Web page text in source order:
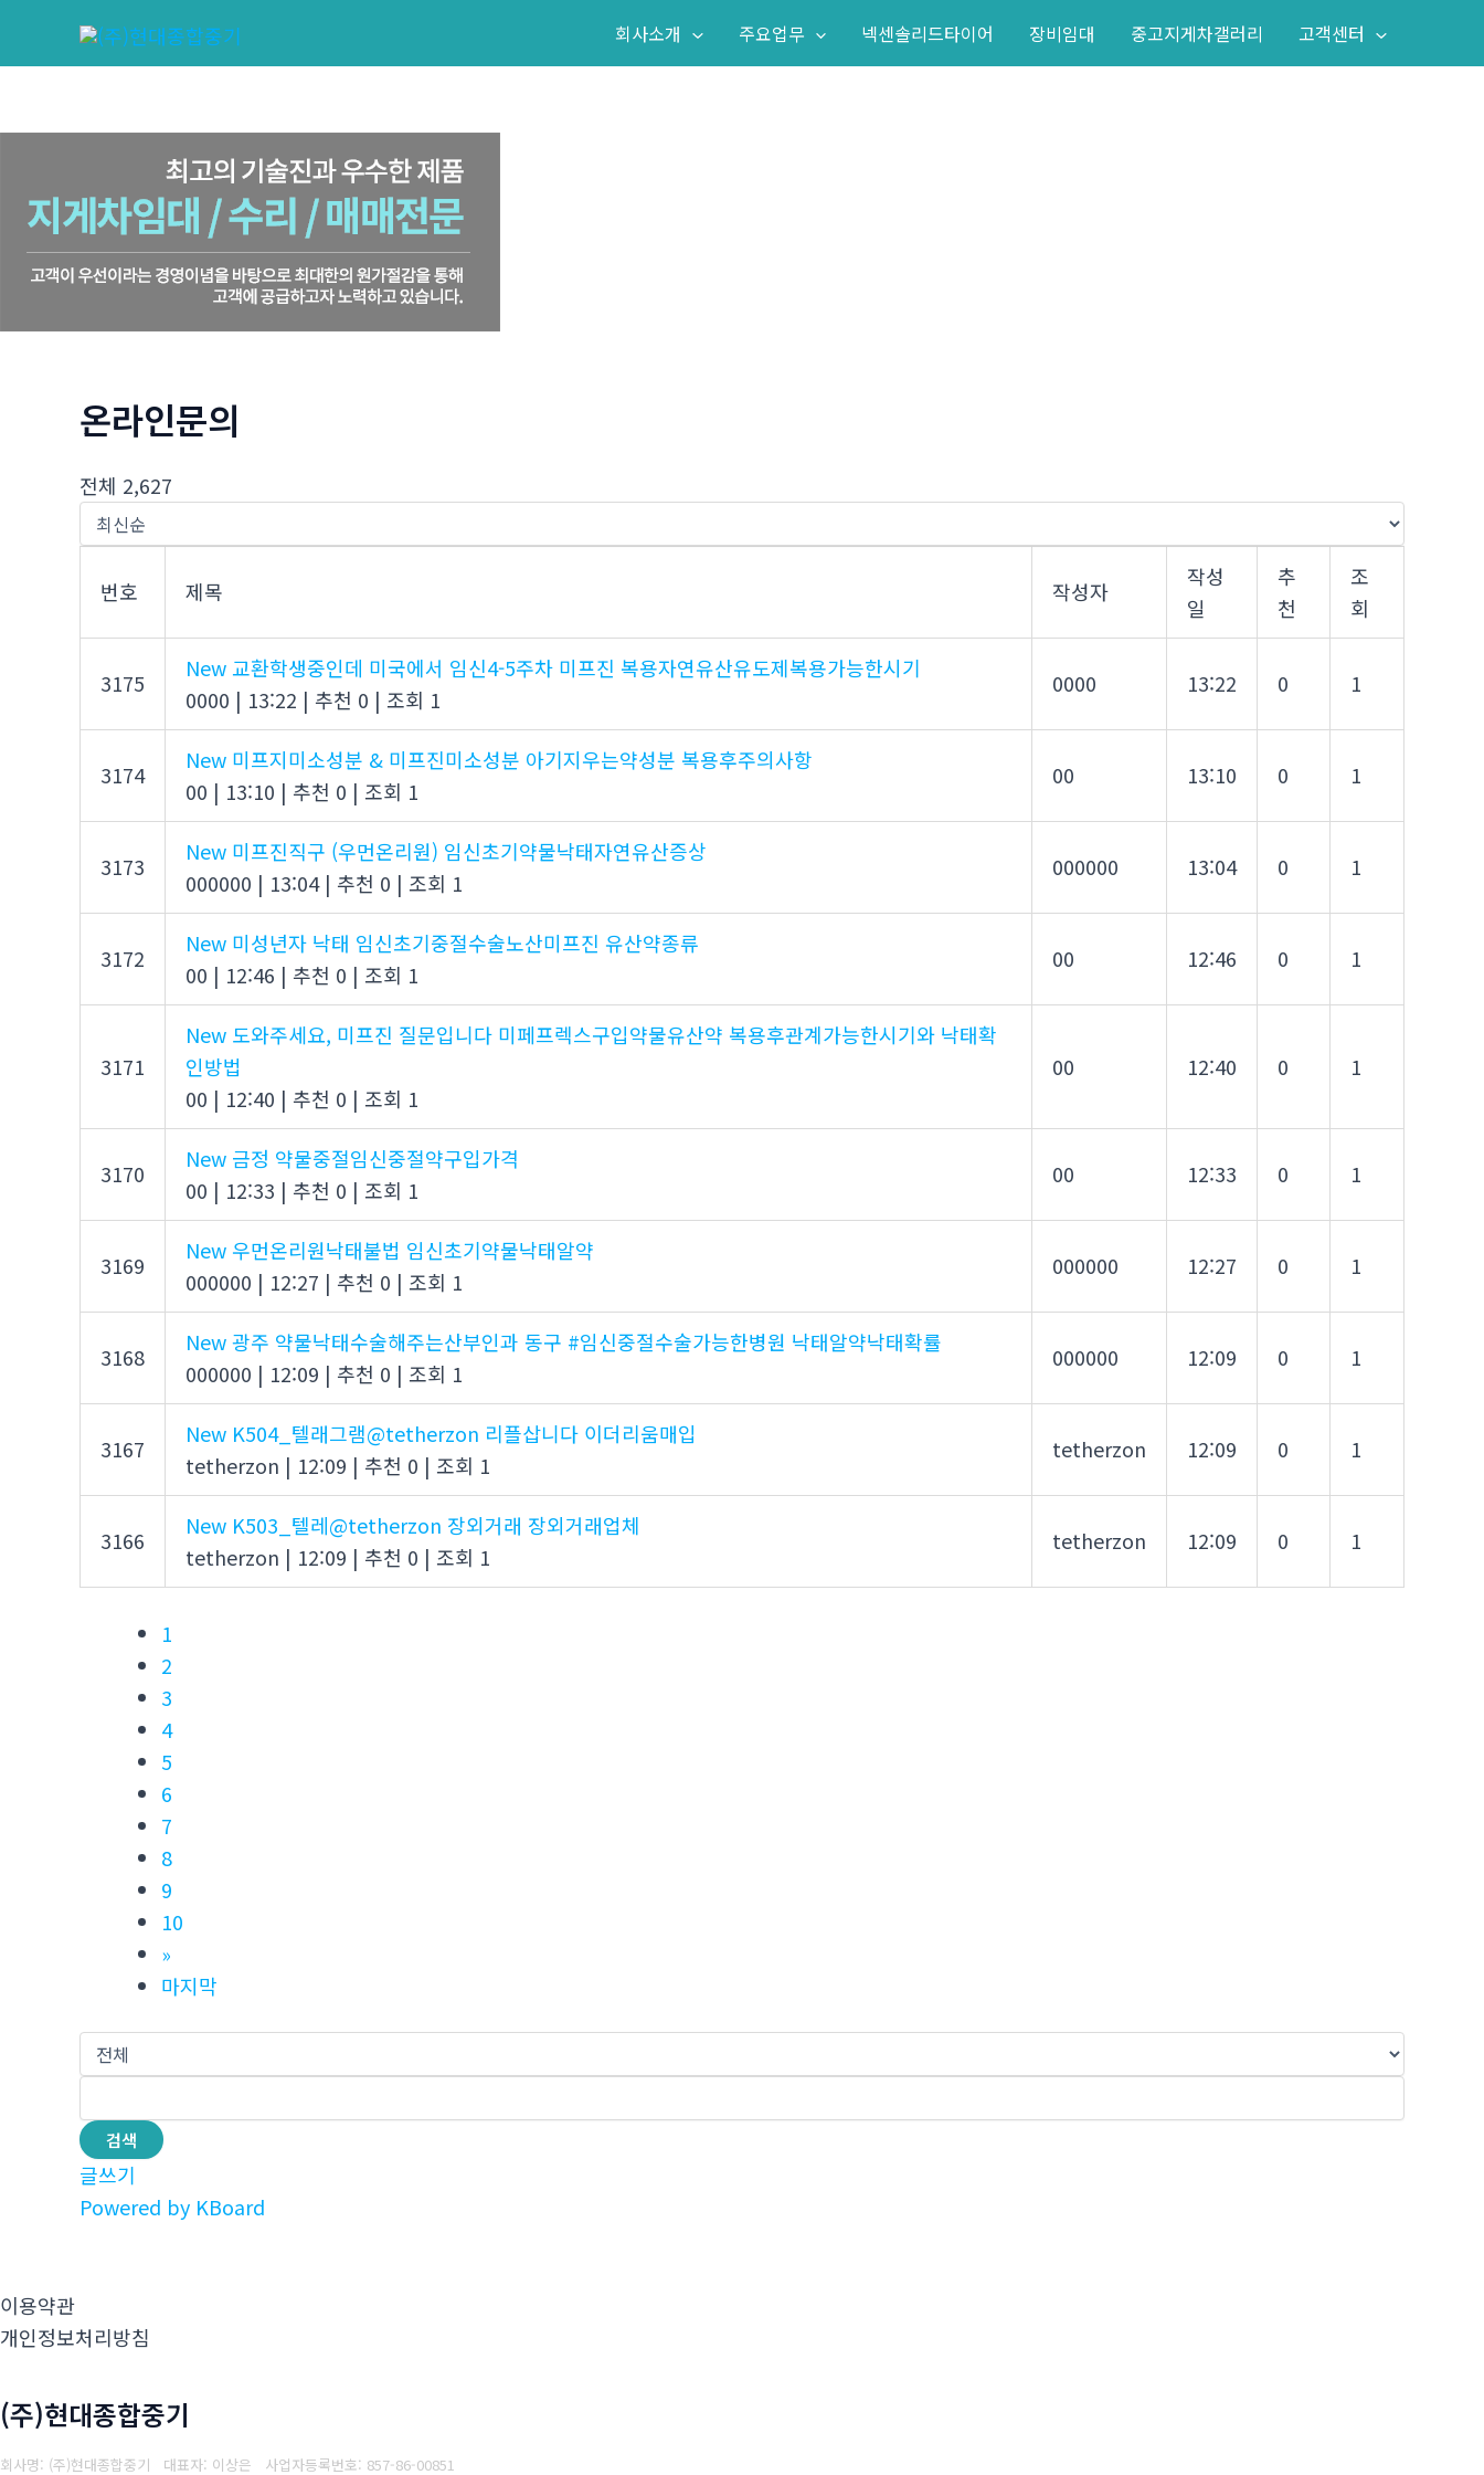
건
회사소개 주요업무 넥센솔리드타이어 장비임대 중고지게차갤러리 고객센터
온라인문의
전체 2,627
번호 제목 작성자
작성
일
추
천
조
회
3175
New교환학생중인데 미국에서 임신4-5주차 미프진 복용자연유산유도제복용가능한시기
0000 | 13:22 | 추천 0 | 조회 1
0000 13:22 0 1
3174
New 미프지미소성분 & 미프진미소성분 아기지우는약성분 복용후주의사항
00 | 13:10 | 추천 0 | 조회 1
00 13:10 0 1
3173
New 미프진직구 (우먼온리원) 임신초기약물낙태자연유산증상
000000 | 13:04 | 추천 0 | 조회 1
000000 13:04 0 1
3172
New 미성년자 낙태 임신초기중절수술노산미­프진 유산약종류
00 | 12:46 | 추천 0 | 조회 1
00 12:46 0 1
3171
New 도와주세요, 미프진 질문입니다 미페프렉스구입약물유산약 복용후관계가능한시기와 낙태확
인방법
00 | 12:40 | 추천 0 | 조회 1
00 12:40 0 1
3170
New 금정 약물중절임신중절약구입가격
00 | 12:33 | 추천 0 | 조회 1
00 12:33 0 1
3169
New 우먼온리원낙태불법 임신초기약물낙­태알약
000000 | 12:27 | 추천 0 | 조회 1
000000 12:27 0 1
3168
New광주 약물낙태수술해주는산부인과 동구 #임신중절수술가능한병원 낙태알약낙태확률
000000 | 12:09 | 추천 0 | 조회 1
000000 12:09 0 1
3167
New K504_텔래그램@tetherzon 리플삽니다 이더리움매입
tetherzon | 12:09 | 추천 0 | 조회 1
tetherzon 12:09 0 1
3166
New K503_텔레@tetherzon 장외거래 장외거래업체
tetherzon | 12:09 | 추천 0 | 조회 1
tetherzon 12:09 0 1
1
2
3
4
5
6
7
8
9
10
»
마지막
검색
글쓰기
Powered by KBoard
이용약관
개인정보처리방침
(주)현대종합중기
회사명: (주)현대종합중기 대표자: 이상은 사업자등록번호: 857-86-00851